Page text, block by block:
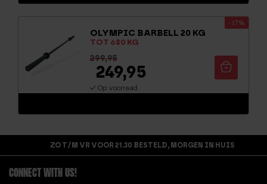
Waarderi
OLYMPIC BARBELL 20 KG
TOT 680 KG
-17%
299,95
249,95
Op voorraad
ZO T/M VR VOOR 21.30 BESTELD, MORGEN IN HUIS
CONNECT WITH US!